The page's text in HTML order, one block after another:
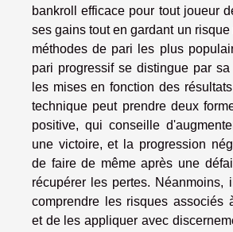
bankroll efficace pour tout joueur
ses gains tout en gardant un
méthodes de pari les plus
pari progressif se distingue par
les mises en fonction des
technique peut prendre deux
positive, qui conseille
une victoire, et la progression
de faire de même après une
récupérer les pertes. Néanmoins,
comprendre les risques associés
et de les appliquer avec